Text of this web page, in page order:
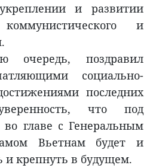
и развитии
и
очередь, поздравил
социально-
последних
что под
главе с Генеральным
Вьетнам будет и
и крепнуть в будущем.